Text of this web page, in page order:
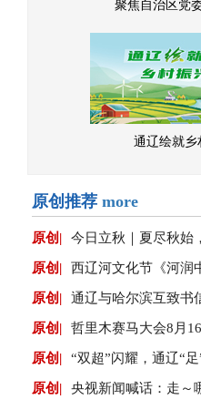
聚焦自治区党
通辽绘就乡
原创推荐 more
原创| 今日立秋｜夏尽秋始
原创| 西辽河文化节《河润
原创| 通辽与哈尔滨互致书
原创| 哲里木赛马大会8月
原创| “双超”闪耀，通辽“足
原创| 央视新闻喊话：走～